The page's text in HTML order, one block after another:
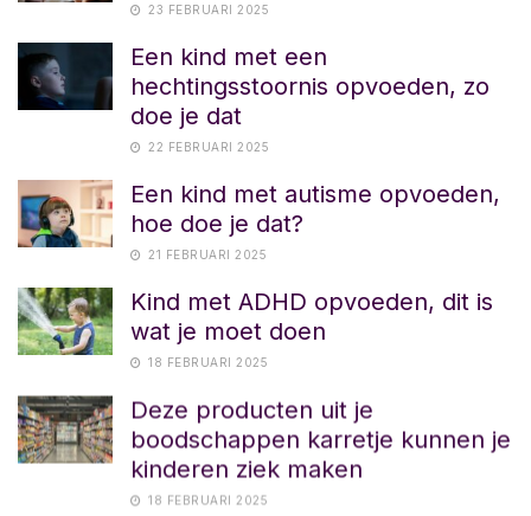
23 FEBRUARI 2025
Een kind met een
hechtingsstoornis opvoeden, zo
doe je dat
22 FEBRUARI 2025
Een kind met autisme opvoeden,
hoe doe je dat?
21 FEBRUARI 2025
Kind met ADHD opvoeden, dit is
wat je moet doen
18 FEBRUARI 2025
Deze producten uit je
boodschappen karretje kunnen je
kinderen ziek maken
18 FEBRUARI 2025